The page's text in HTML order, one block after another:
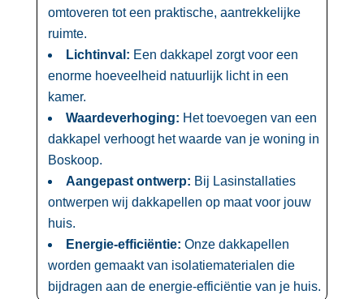
omtoveren tot een praktische, aantrekkelijke
ruimte.​
Lichtinval: Een dakkapel zorgt voor een
enorme hoeveelheid natuurlijk licht in een
kamer.​
Waardeverhoging: Het toevoegen van een
dakkapel verhoogt het waarde van je woning in
Boskoop.​
Aangepast ontwerp: Bij Lasinstallaties
ontwerpen wij dakkapellen op maat voor jouw
huis.​
Energie-efficiëntie: Onze dakkapellen
worden gemaakt van isolatiematerialen die
bijdragen aan de energie-efficiëntie van je huis.​